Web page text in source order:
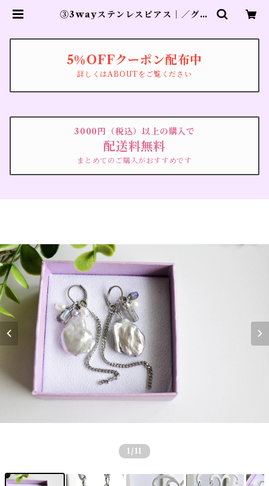
③3wayステンレスピアス｜／グレ
【私に還る】シルバーカラー（１０
周年記念） | ブローチのyucco be
ste
5％OFFクーポン配布中
詳しくはABOUTをご覧ください
3000円（税込）以上の購入で
配送料無料
まとめてのご購入がおすすめです
1 /11